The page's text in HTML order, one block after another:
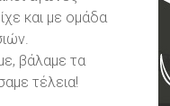
και με ομάδα
βάλαμε τα
τέλεια!